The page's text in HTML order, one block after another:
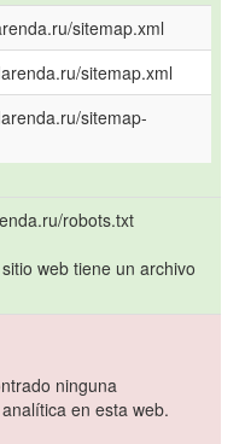
sitemap.xml
sitemap.xml
sitemap-
robots.txt
web tiene un archivo
ninguna
en esta web.